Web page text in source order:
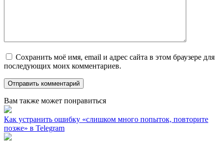
Сохранить моё имя, email и адрес сайта в этом браузере для
последующих моих комментариев.
Вам также может понравиться
Как устранить ошибку «слишком много попыток, повторите
позже» в Telegram